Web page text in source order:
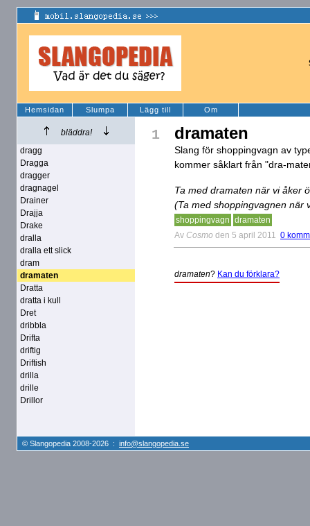
Hemsidan Slumpa Lägg till Om
bläddra!
dragg
Dragga
dragger
dragnagel
Drainer
Drajja
Drake
dralla
dralla ett slick
dram
dramaten
Dratta
dratta i kull
Dret
dribbla
Drifta
driftig
Driftish
drilla
drille
Drillor
1 dramaten
Slang för shoppingvagn av
kommer såklart från "dra-
Ta med dramaten när vi åker
(Ta med shoppingvagnen när
shoppingvagn dramaten
Av Cosmo den 5 april 2011 0
dramaten? Kan du förklara?
© Slangopedia 2008-2026 : info@slangopedia.se